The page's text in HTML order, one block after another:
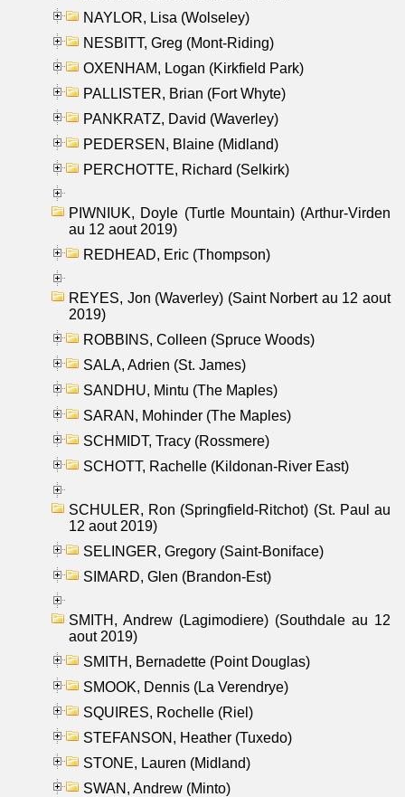
NAYLOR, Lisa (Wolseley)
NESBITT, Greg (Mont-Riding)
OXENHAM, Logan (Kirkfield Park)
PALLISTER, Brian (Fort Whyte)
PANKRATZ, David (Waverley)
PEDERSEN, Blaine (Midland)
PERCHOTTE, Richard (Selkirk)
PIWNIUK, Doyle (Turtle Mountain) (Arthur-Virden
au 12 aout 2019)
REDHEAD, Eric (Thompson)
REYES, Jon (Waverley) (Saint Norbert au 12 aout
2019)
ROBBINS, Colleen (Spruce Woods)
SALA, Adrien (St. James)
SANDHU, Mintu (The Maples)
SARAN, Mohinder (The Maples)
SCHMIDT, Tracy (Rossmere)
SCHOTT, Rachelle (Kildonan-River East)
SCHULER, Ron (Springfield-Ritchot) (St. Paul au
12 aout 2019)
SELINGER, Gregory (Saint-Boniface)
SIMARD, Glen (Brandon-Est)
SMITH, Andrew (Lagimodiere) (Southdale au 12
aout 2019)
SMITH, Bernadette (Point Douglas)
SMOOK, Dennis (La Verendrye)
SQUIRES, Rochelle (Riel)
STEFANSON, Heather (Tuxedo)
STONE, Lauren (Midland)
SWAN, Andrew (Minto)